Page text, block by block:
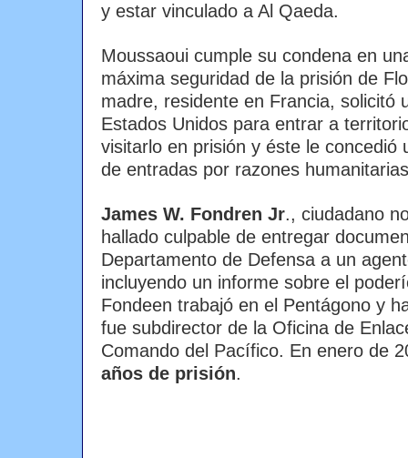
y estar vinculado a Al Qaeda.
Moussaoui cumple su condena en
máxima seguridad de la prisión de
madre, residente en Francia, solicitó
Estados Unidos para entrar a
visitarlo en prisión y éste le concedió
de entradas por razones
James W. Fondren Jr., ciudadano
hallado culpable de entregar
Departamento de Defensa a un
incluyendo un informe sobre el
Fondeen trabajó en el Pentágono y
fue subdirector de la Oficina de
Comando del Pacífico. En enero de
años de prisión.